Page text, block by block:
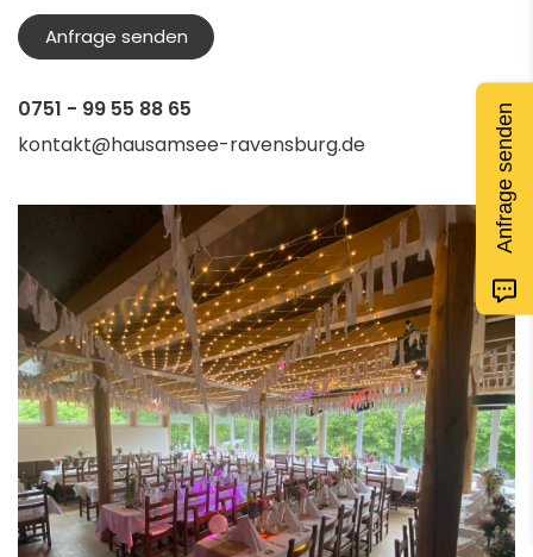
Anfrage senden
0751 - 99 55 88 65
kontakt@hausamsee-ravensburg.de
Anfrage senden